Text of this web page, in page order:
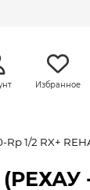
Избранное
1/2 RX+
(РЕХАУ